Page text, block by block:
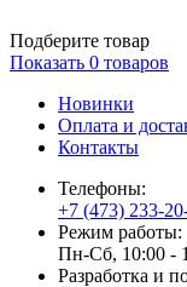
Подберите товар
Показать 0 товаров
Новинки
Оплата и
Контакты
Телефоны:
+7 (473) 233-
Режим работы:
Пн-Сб, 10:00 -
Разработка и